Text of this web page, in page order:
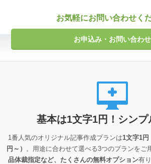
お気軽にお問い合わせく
お申込み・お問い合わせ
基本は1文字1円！シンプ
1番人気のオリジナル記事作成プランは1文字1
円～）
。用途に合わせて選べる3つのプランをご
品体裁指定など、たくさんの無料オプション有